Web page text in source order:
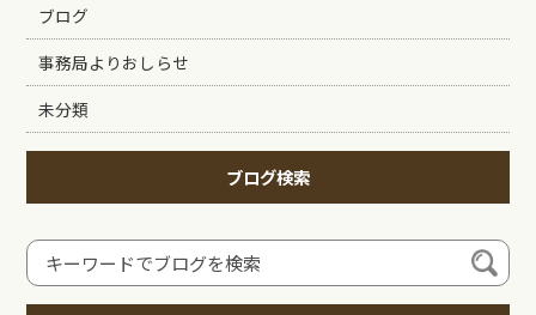
ブログ
事務局よりおしらせ
未分類
ブログ検索